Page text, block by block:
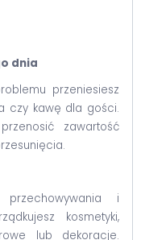
dnia
przeniesiesz
czy kawę dla gości.
zawartość
i
kosmetyki,
lub dekoracje.